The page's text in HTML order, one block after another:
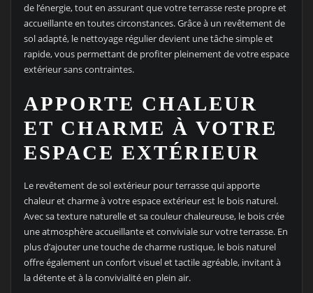
de l’énergie, tout en assurant que votre terrasse reste propre et
accueillante en toutes circonstances. Grâce à un revêtement de
sol adapté, le nettoyage régulier devient une tâche simple et
rapide, vous permettant de profiter pleinement de votre espace
extérieur sans contraintes.
APPORTE CHALEUR
ET CHARME À VOTRE
ESPACE EXTÉRIEUR
Le revêtement de sol extérieur pour terrasse qui apporte
chaleur et charme à votre espace extérieur est le bois naturel.
Avec sa texture naturelle et sa couleur chaleureuse, le bois crée
une atmosphère accueillante et conviviale sur votre terrasse. En
plus d’ajouter une touche de charme rustique, le bois naturel
offre également un confort visuel et tactile agréable, invitant à
la détente et à la convivialité en plein air.